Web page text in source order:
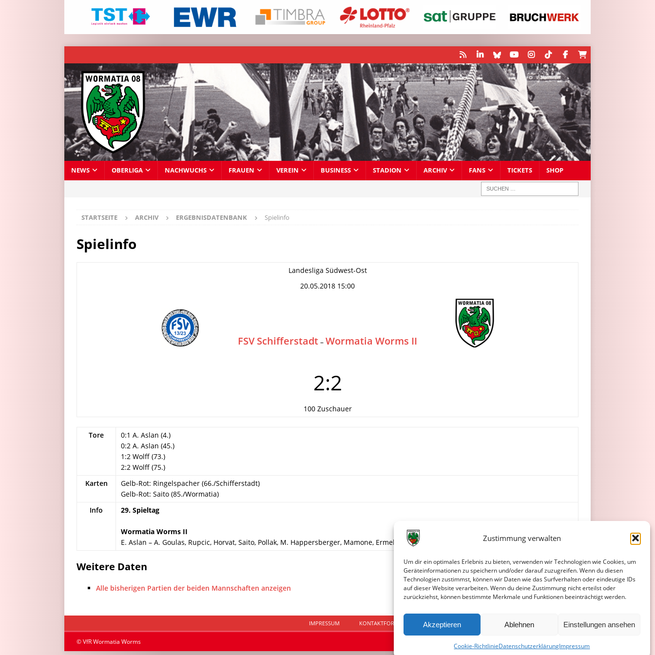
Zustimmung verwalten
Um dir ein optimales Erlebnis zu bieten, verwenden wir Technologien wie Cookies, um
Geräteinformationen zu speichern und/oder darauf zuzugreifen. Wenn du diesen
Technologien zustimmst, können wir Daten wie das Surfverhalten oder eindeutige IDs
auf dieser Website verarbeiten. Wenn du deine Zustimmung nicht erteilst oder
zurückziehst, können bestimmte Merkmale und Funktionen beeinträchtigt werden.
Akzeptieren Ablehnen Einstellungen ansehen
Cookie-RichtlinieDatenschutzerklärungImpressum
NEWS OBERLIGA NACHWUCHS FRAUEN VEREIN BUSINESS STADION ARCHIV FANS TICKETS SHOP
STARTSEITE ARCHIV ERGEBNISDATENBANK Spielinfo
Spielinfo
Landesliga Südwest-Ost
20.05.2018 15:00
FSV Schifferstadt – Wormatia Worms II
2:2
100 Zuschauer
Tore
0:1 A. Aslan (4.)
0:2 A. Aslan (45.)
1:2 Wolff (73.)
2:2 Wolff (75.)
Karten
Gelb-Rot: Ringelspacher (66./Schifferstadt)
Gelb-Rot: Saito (85./Wormatia)
Info
29. Spieltag
Wor­ma­tia Worms II
E. As­lan – A. Gou­las, Rup­cic, Hor­vat, Sai­to, Pol­lak, M. Hap­pers­ber­ger, Ma­mo­ne, Er­mel (64. Mar­sal), A. As­lan, Boa­teng.
Weitere Daten
Alle bisherigen Partien der beiden Mannschaften anzeigen
IMPRESSUM KONTAKTFORMULAR DATENSCHUTZERKLÄRUNG COOKIE-RICHTLINIE (EU)
© VfR Wormatia Worms